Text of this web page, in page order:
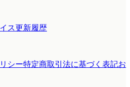
ス更新履歴
シー特定商取引法に基づく表記お